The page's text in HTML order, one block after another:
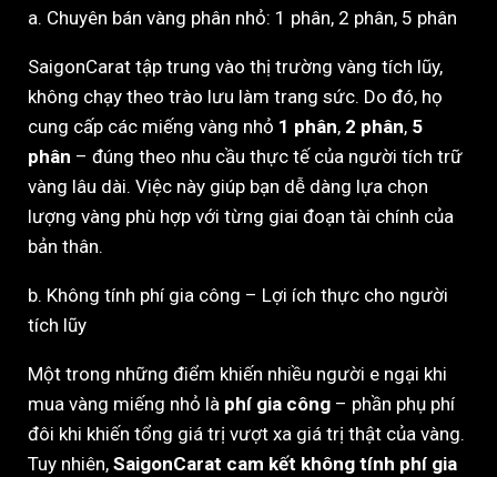
a. Chuyên bán vàng phân nhỏ: 1 phân, 2 phân, 5 phân
SaigonCarat tập trung vào thị trường vàng tích lũy,
không chạy theo trào lưu làm trang sức. Do đó, họ
cung cấp các miếng vàng nhỏ 1 phân, 2 phân, 5
phân – đúng theo nhu cầu thực tế của người tích trữ
vàng lâu dài. Việc này giúp bạn dễ dàng lựa chọn
lượng vàng phù hợp với từng giai đoạn tài chính của
bản thân.
b. Không tính phí gia công – Lợi ích thực cho người
tích lũy
Một trong những điểm khiến nhiều người e ngại khi
mua vàng miếng nhỏ là phí gia công – phần phụ phí
đôi khi khiến tổng giá trị vượt xa giá trị thật của vàng.
Tuy nhiên, SaigonCarat cam kết không tính phí gia